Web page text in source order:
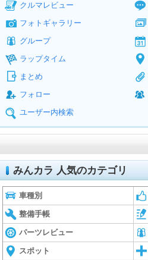
クルマレビュー
フォトギャラリー
グループ
ラップタイム
まとめ
フォロー
ユーザー内検索
みんカラ 人気のカテゴリ
車種別
整備手帳
パーツレビュー
スポット